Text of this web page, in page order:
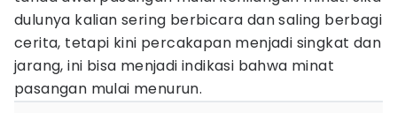
dulunya kalian sering berbicara dan saling berbagi
cerita, tetapi kini percakapan menjadi singkat dan
jarang, ini bisa menjadi indikasi bahwa minat
pasangan mulai menurun.